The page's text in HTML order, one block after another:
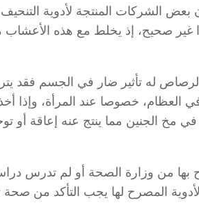
الشركات المنتجة لأدوية التنحيف
غير صحيح، إذ يخلط مع هذه الأعشاب
له تأثير ضار في الجسم فقد
خصوصا عند المرأة، وإذا
الجنين مما ينتج عنه إعاقة أو
بها من وزارة الصحة أو لم تدرس
المصرح لها يجب التأكد من صحة